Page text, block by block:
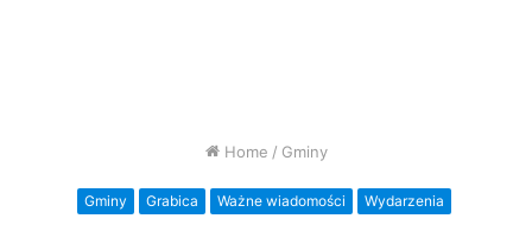
Home / Gminy
Gminy Grabica Ważne wiadomości Wydarzenia